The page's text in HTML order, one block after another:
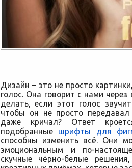
Дизайн – это не просто
голос. Она говорит с нами
делать, если этот голос
чтобы он не просто
даже кричал? Ответ
подобранные шрифты для
способны изменить всё. Они
эмоциональным и по-
скучные чёрно-белые